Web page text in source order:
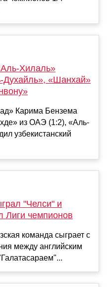
Хилаль»
«Шанхай»
Карима Бензема
из ОАЭ (1:2), «Аль-
узбекистанский
"Челси" и
Лиги чемпионов
команда сыграет с
между английским